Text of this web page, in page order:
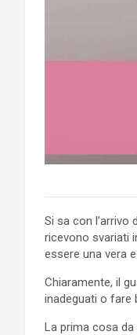
Si sa con l’arrivo
ricevono svariati
essere una vera
Chiaramente, il
inadeguati o fare
La prima cosa